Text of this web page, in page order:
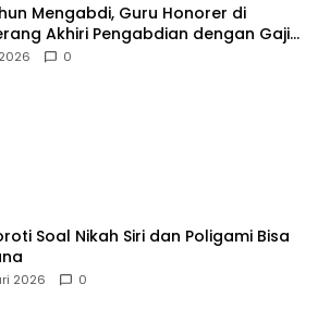
Mengabdi, Guru Honorer di
Akhiri Pengabdian dengan Gaji
0
Soal Nikah Siri dan Poligami Bisa
2026 0